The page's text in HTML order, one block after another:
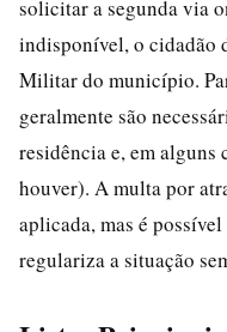
solicitar a segunda via
indisponível, o cidadão
Militar do município.
geralmente são
residência e, em alguns
houver). A multa por
aplicada, mas é
regulariza a situação